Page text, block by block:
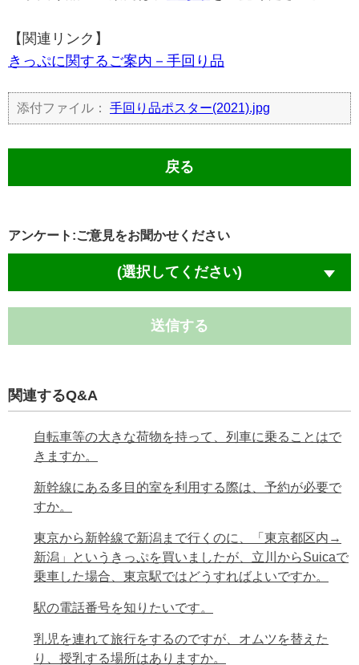
【関連リンク】
きっぷに関するご案内－手回り品
添付ファイル： 手回り品ポスター(2021).jpg
戻る
アンケート:ご意見をお聞かせください
(選択してください)
送信する
関連するQ&A
自転車等の大きな荷物を持って、列車に乗ることはで
きますか。
新幹線にある多目的室を利用する際は、予約が必要で
すか。
東京から新幹線で新潟まで行くのに、「東京都区内→
新潟」というきっぷを買いましたが、立川からSuicaで
乗車した場合、東京駅ではどうすればよいですか。
駅の電話番号を知りたいです。
乳児を連れて旅行をするのですが、オムツを替えた
り、授乳する場所はありますか。